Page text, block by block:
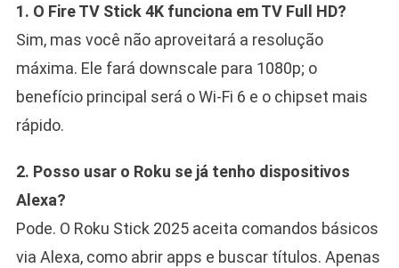
1. O Fire TV Stick 4K funciona em TV Full HD?
Sim, mas você não aproveitará a resolução
máxima. Ele fará downscale para 1080p; o
benefício principal será o Wi-Fi 6 e o chipset mais
rápido.
2. Posso usar o Roku se já tenho dispositivos
Alexa?
Pode. O Roku Stick 2025 aceita comandos básicos
via Alexa, como abrir apps e buscar títulos. Apenas